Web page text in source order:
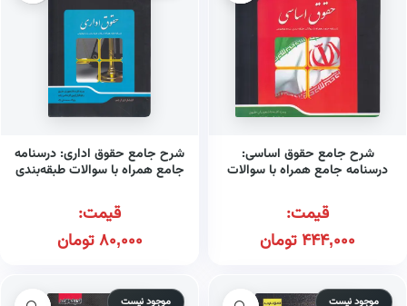
شرح جامع حقوق اساسی:
درسنامه جامع همراه با سوالات
قیمت:
444,000تومان
شرح جامع حقوق اداری: درسنامه
جامع همراه با سوالات طبقه‌بندی
قیمت:
80,000تومان
موجود نیست موجود نیست